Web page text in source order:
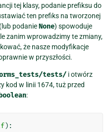
tej klasy, podanie prefiksu do
ten prefiks na tworzonej
podanieNone) spowoduje
zanim wprowadzimy te zmiany,
że nasze modyfikacje
w przyszłości.
tests/ i otwórz
kod w linii 1674, tuż przed
:
):